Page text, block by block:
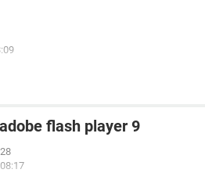
flash player 9